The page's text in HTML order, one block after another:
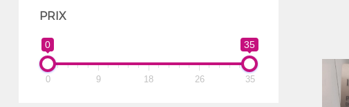
PRIX
0 35
0 9 18 26 35